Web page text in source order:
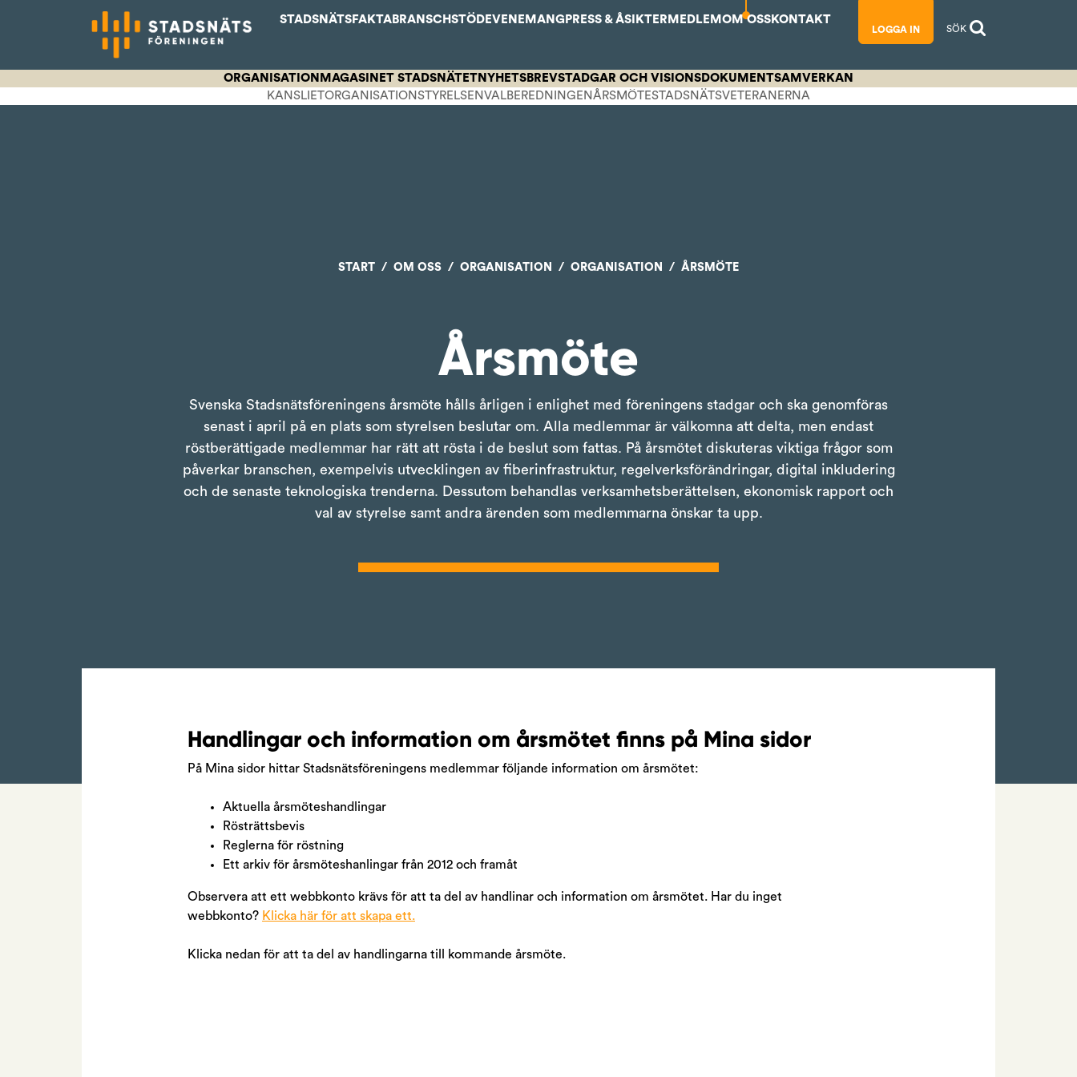
STADSNÄTSFAKTABRANSCHSTÖDEVENEMANG PRESS & ÅSIKTER MEDLEM OM OSSKONTAKT
LOGGA IN SÖK
ORGANISATION MAGASINET STADSNÄTET NYHETSBREVSTADGAR OCH VISIONSDOKUMENTSAMVERKAN
KANSLIETORGANISATION STYRELSEN VALBEREDNINGEN ÅRSMÖTESTADSNÄTSVETERANERNA
START OM OSS ORGANISATION ORGANISATION ÅRSMÖTE
Årsmöte
Svenska Stadsnätsföreningens årsmöte hålls årligen i enlighet med föreningens stadgar och ska genomföras
senast i april på en plats som styrelsen beslutar om. Alla medlemmar är välkomna att delta, men endast
röstberättigade medlemmar har rätt att rösta i de beslut som fattas. På årsmötet diskuteras viktiga frågor som
påverkar branschen, exempelvis utvecklingen av fiberinfrastruktur, regelverksförändringar, digital inkludering
och de senaste teknologiska trenderna. Dessutom behandlas verksamhetsberättelsen, ekonomisk rapport och
val av styrelse samt andra ärenden som medlemmarna önskar ta upp.
Handlingar och information om årsmötet finns på Mina sidor
På Mina sidor hittar Stadsnätsföreningens medlemmar följande information om årsmötet:
Aktuella årsmöteshandlingar
Rösträttsbevis
Reglerna för röstning
Ett arkiv för årsmöteshanlingar från 2012 och framåt
Observera att ett webbkonto krävs för att ta del av handlinar och information om årsmötet. Har du inget
webbkonto? Klicka här för att skapa ett.
Klicka nedan för att ta del av handlingarna till kommande årsmöte.